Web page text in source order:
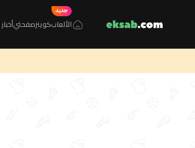
الألعابكوينزصفحتيأخبار